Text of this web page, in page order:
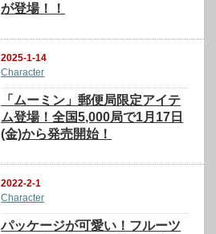
が登場！！
2025-1-14
Character
「ムーミン」郵便局限定アイテ
ム登場！全国5,000局で1月17日
(金)から発売開始！
2022-2-1
Character
パッケージが可愛い！フルーツ